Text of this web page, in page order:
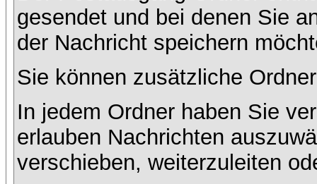
gesendet und bei denen Sie
der Nachricht speichern
Sie können zusätzliche
In jedem Ordner haben Sie
erlauben Nachrichten
verschieben, weiterzuleiten